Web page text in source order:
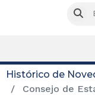
Histórico de
Consejo de